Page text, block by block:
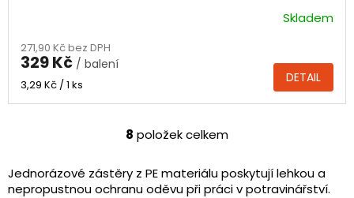
produktu
je
5,0
Skladem
271,90 Kč bez DPH
329 Kč / balení
Měrná
3,29 Kč / 1 ks DETAIL
O
l
á
8 položek celkem
Jednorázové zástěry z PE materiálu poskytují lehkou a
nepropustnou ochranu oděvu při práci v potravinářství.